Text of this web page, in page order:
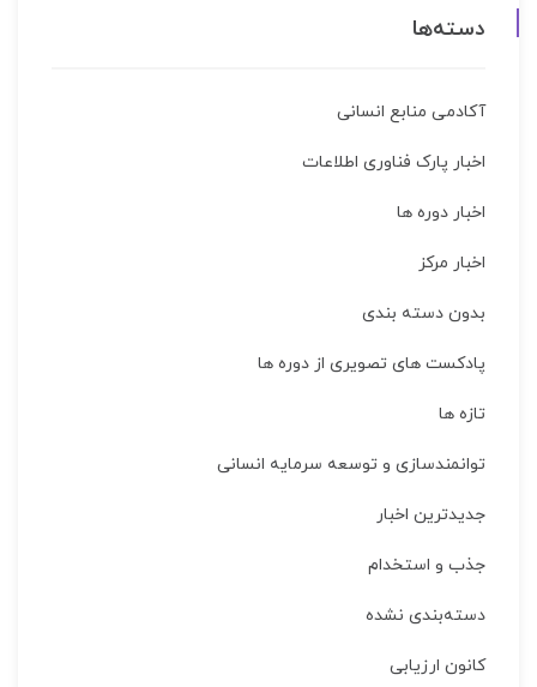
دسته‌ها
آکادمی منابع انسانی
اخبار پارک فناوری اطلاعات
اخبار دوره ها
اخبار مركز
بدون دسته بندی
پادکست های تصویری از دوره ها
تازه ها
توانمندسازی و توسعه سرمایه انسانی
جدیدترین اخبار
جذب و استخدام
دسته‌بندی نشده
کانون ارزیابی